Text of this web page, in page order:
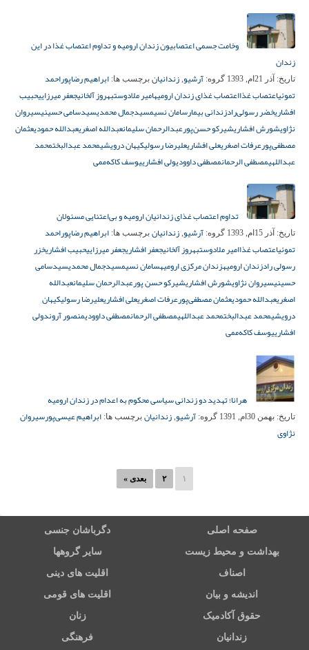
وخامت جسمی اعتصابیون زندان ارومیه و تداوم اعتصاب غذا در این
زندان
تاریخ: آذر 21ام, 1393 گروه: آرشیو, زندانیان برچسب ها: ابراهیم رضاپوراحمد
تموئیاعتصاب غذااعتصاب غذای زندان ارومیهامیر ملادوستبهروز آلخانیجعفر میرزاییحبیب
افشاریخضر رسولی‌رادزندانی بیمارسامان نسیمسیدجمال محمدیسیدسامی حسینیسیروان
نژاویشورش افشاریشیرکو حسن‌پورعبدالرحمان سلیمانعبدالله اصغریعبدالله حمودیعثمان
مصطفی‌پورعرفات اصغریعلی افشاریعلیرضا رسولیکیهان درویشیمحمد عبدالبختمحمد
عبداللهیمصطفی الرحمانمصطفی داوودیولی افشارییوسف کاکه‌ممی
تداوم اعتصاب غذای زندانیان ارومیه و بی‌اعتنایی مسئولان
تاریخ: آذر 15ام, 1393 گروه: آرشیو, زندانیان برچسب ها: ابراهیم رضاپوراحمد
تموئیاعتصاب غذاامیر ملادوستبهروز آلخانیجعفر افشاریجعفر میرزاییحبیب افشاریخزر
رسولی رادزندان ارومیهزندان مرکزی ارومیهسامان نسیمسیدجمال محمدیسیدسامی
حسینیسیروان نژاویشورش افشاریشیرکو حسن پورعبدالرحمان سلیمانعبدالله
اصغریعبدالله حمودیعثمان مصطفی‌پورعرفات اصغریعلی افشاریعلیرضا رسولیکیهان
درویشیمحمد عبدالبختمحمد عبداللهیمصطفی الرحمانمصطفی داوودیمنصور آروندولی
افشارییوسف کاکه‌ممی
هرانا؛ تهدید دو زندانی سیاسی محکوم به اعدام در زندان ارومیه
تاریخ: بهمن 30ام, 1391 گروه: آرشیو, زندانیان برچسب ها: ابراهیم عیسی‌پورسیروان
نژاوی
۱ ۲ بعدی »
صفحه اصلی دگرباشان جنسی
بهداشت و محیط زیست سایر گروهها
اصناف اقلیت های دینی
اندیشه و بیان اقلیت های قومی
حقوق آکادمیک زنان
زندانیان فرهنگی